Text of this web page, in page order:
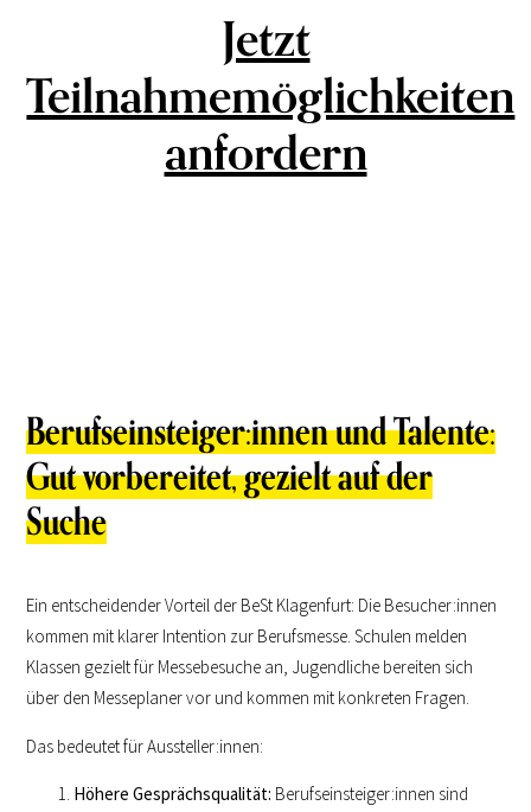
Jetzt
Teilnahmemöglichkeiten
anfordern
Berufseinsteiger:innen und Talente:
Gut vorbereitet, gezielt auf der
Suche
Ein entscheidender Vorteil der BeSt Klagenfurt: Die Besucher:innen
kommen mit klarer Intention zur Berufsmesse. Schulen melden
Klassen gezielt für Messebesuche an, Jugendliche bereiten sich
über den Messeplaner vor und kommen mit konkreten Fragen.
Das bedeutet für Aussteller:innen:
Höhere Gesprächsqualität: Berufseinsteiger:innen sind